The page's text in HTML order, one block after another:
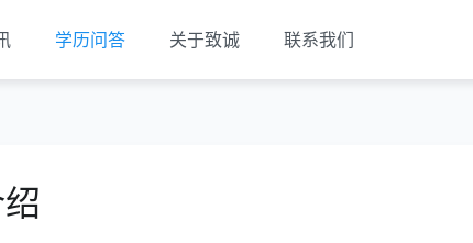
学历问答 关于致诚 联系我们